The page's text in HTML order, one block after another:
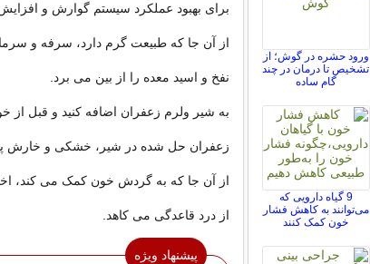
برای بهبود عملکرد سیستم گوارش و
از آن جا که طبیعت گرم دارد، سرفه و
نفخ و اسید معده را از بین می برد.
به شیر ولرم زعفران اضافه کنید و قبل از
زعفران حل شده در شیر، خشکی و خارش
از آن جا که به گردش خون کمک می کند،
از درد قاعدگی می کاهد.
پیشنهاد ویژه
ورود حشره در گوش؛ از
تشخیص تا درمان در چند
گام ساده
9 گیاه دارویی که
می‌توانند به کاهش فشار
خون کمک کنند